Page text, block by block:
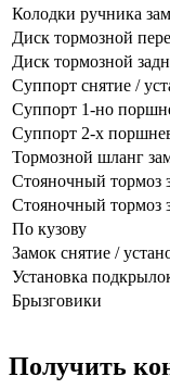
Колодки ручника
Диск тормозной
Диск тормозной
Суппорт снятие /
Суппорт 1-но
Суппорт 2-х
Тормозной шланг
Стояночный тормоз
Стояночный тормоз
По кузову
Замок снятие /
Установка
Брызговики
Получить